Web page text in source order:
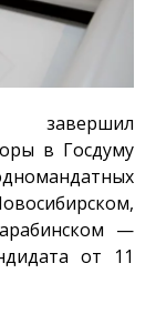
завершил
в Госдуму
—
от 11